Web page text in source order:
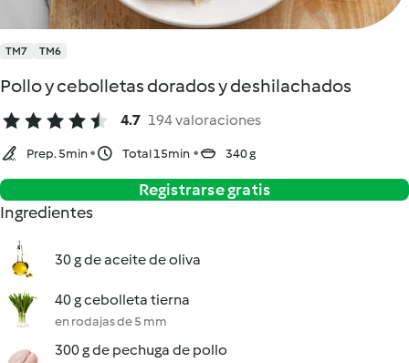
TM7 TM6
Pollo y cebolletas dorados y deshilachados
4.7 194 valoraciones
Prep. 5min Total 15min 340 g
Registrarse gratis
Ingredientes
30 g de aceite de oliva
40 g cebolleta tierna
en rodajas de 5 mm
300 g de pechuga de pollo